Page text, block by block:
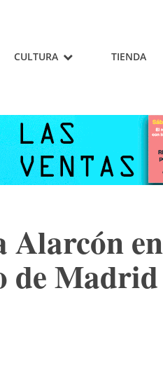
CULTURA TIENDA
Alarcón
de